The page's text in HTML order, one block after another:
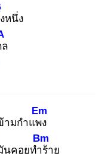
หนึ่ง
ล
มกำแพง
Em
นคอยทำร้
Bm
าย